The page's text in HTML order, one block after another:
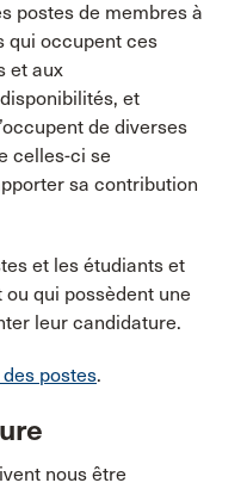
postes de membres à
qui occupent ces
et aux
et
de diverses
celles-ci se
sa contribution
et les étudiants et
qui possèdent une
leur candidature.
postes.
nous être